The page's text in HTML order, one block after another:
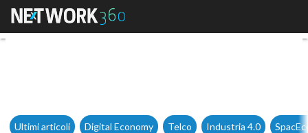
Post-net neutrality, ecco
Ultimi articoli Digital Economy Telco Industria 4.0